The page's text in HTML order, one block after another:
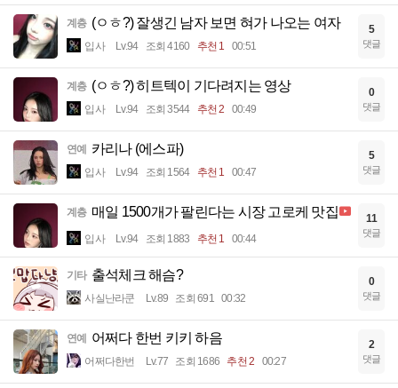
계층 (ㅇㅎ?) 잘생긴 남자 보면 혀가 나오는 여자
입사 Lv.94 조회 4160 추천 1 00:51
5
댓글
계층 (ㅇㅎ?) 히트텍이 기다려지는 영상
입사 Lv.94 조회 3544 추천 2 00:49
0
댓글
연예 카리나 (에스파)
입사 Lv.94 조회 1564 추천 1 00:47
5
댓글
계층 매일 1500개가 팔린다는 시장 고로케 맛집
입사 Lv.94 조회 1883 추천 1 00:44
11
댓글
기타 출석체크 해슴?
사실난라쿤 Lv.89 조회 691 00:32
0
댓글
연예 어쩌다 한번 키키 하음
어쩌다한번 Lv.77 조회 1686 추천 2 00:27
2
댓글